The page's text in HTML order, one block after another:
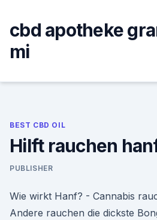
content
cbd apotheke
mi
BEST CBD OIL
Hilft rauchen
PUBLISHER
Wie wirkt Hanf? - Cannabis
Andere rauchen die dickste